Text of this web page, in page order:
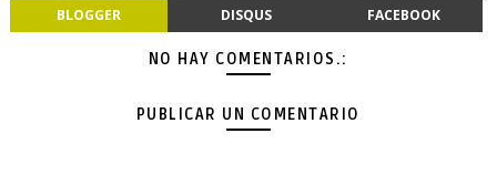
BLOGGER DISQUS FACEBOOK
NO HAY COMENTARIOS.:
PUBLICAR UN COMENTARIO